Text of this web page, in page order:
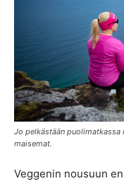
Jo pelkästään puolimatkassa
maisemat.
Veggenin nousuun